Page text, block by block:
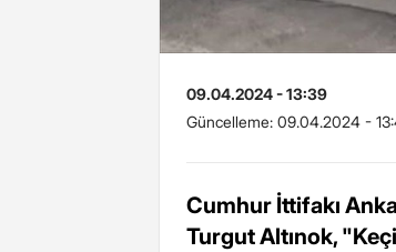
09.04.2024 - 13:39
Güncelleme: 09.04.2024 -
Cumhur İttifakı
Turgut Altınok,